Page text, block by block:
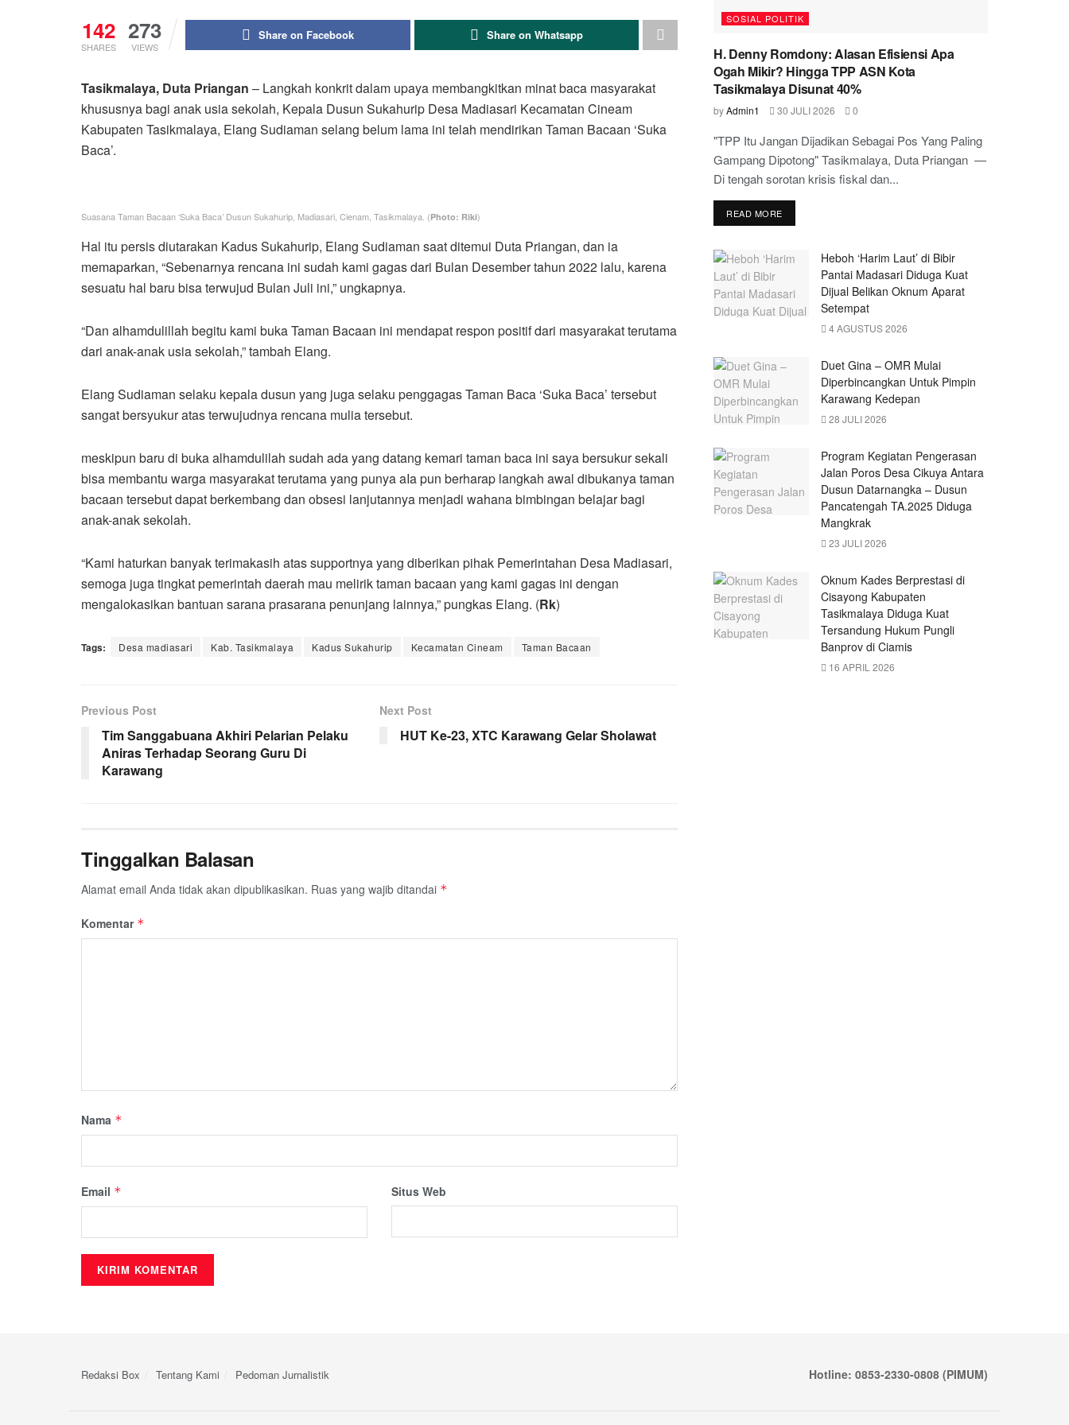
142
SHARES
273
VIEWS
Share on Facebook Share on Whatsapp
Tasikmalaya, Duta Priangan – Langkah konkrit dalam upaya membangkitkan minat baca masyarakat
khususnya bagi anak usia sekolah, Kepala Dusun Sukahurip Desa Madiasari Kecamatan Cineam
Kabupaten Tasikmalaya, Elang Sudiaman selang belum lama ini telah mendirikan Taman Bacaan ‘Suka
Baca’.
Suasana Taman Bacaan ‘Suka Baca’ Dusun Sukahurip, Madiasari, Cienam, Tasikmalaya. (Photo: Riki)
Hal itu persis diutarakan Kadus Sukahurip, Elang Sudiaman saat ditemui Duta Priangan, dan ia
memaparkan, “Sebenarnya rencana ini sudah kami gagas dari Bulan Desember tahun 2022 lalu, karena
sesuatu hal baru bisa terwujud Bulan Juli ini,” ungkapnya.
“Dan alhamdulillah begitu kami buka Taman Bacaan ini mendapat respon positif dari masyarakat terutama
dari anak-anak usia sekolah,” tambah Elang.
Elang Sudiaman selaku kepala dusun yang juga selaku penggagas Taman Baca ‘Suka Baca’ tersebut
sangat bersyukur atas terwujudnya rencana mulia tersebut.
meskipun baru di buka alhamdulilah sudah ada yang datang kemari taman baca ini saya bersukur sekali
bisa membantu warga masyarakat terutama yang punya aIa pun berharap langkah awal dibukanya taman
bacaan tersebut dapat berkembang dan obsesi lanjutannya menjadi wahana bimbingan belajar bagi
anak-anak sekolah.
“Kami haturkan banyak terimakasih atas supportnya yang diberikan pihak Pemerintahan Desa Madiasari,
semoga juga tingkat pemerintah daerah mau melirik taman bacaan yang kami gagas ini dengan
mengalokasikan bantuan sarana prasarana penunjang lainnya,” pungkas Elang. (Rk)
Tags: Desa madiasari Kab. Tasikmalaya Kadus Sukahurip Kecamatan Cineam Taman Bacaan
Previous Post
Tim Sanggabuana Akhiri Pelarian Pelaku
Aniras Terhadap Seorang Guru Di
Karawang
Next Post
HUT Ke-23, XTC Karawang Gelar Sholawat
Tinggalkan Balasan
Alamat email Anda tidak akan dipublikasikan. Ruas yang wajib ditandai *
Komentar *
Nama *
Email * Situs Web
SOSIAL POLITIK
H. Denny Romdony: Alasan Efisiensi Apa
Ogah Mikir? Hingga TPP ASN Kota
Tasikmalaya Disunat 40%
byAdmin1 30 JULI 2026 0
"TPP Itu Jangan Dijadikan Sebagai Pos Yang Paling
Gampang Dipotong" Tasikmalaya, Duta Priangan —
Di tengah sorotan krisis fiskal dan...
READ MORE
Heboh ‘Harim Laut’ di Bibir
Pantai Madasari Diduga Kuat
Dijual Belikan Oknum Aparat
Setempat
4 AGUSTUS 2026
Duet Gina – OMR Mulai
Diperbincangkan Untuk Pimpin
Karawang Kedepan
28 JULI 2026
Program Kegiatan Pengerasan
Jalan Poros Desa Cikuya Antara
Dusun Datarnangka – Dusun
Pancatengah TA.2025 Diduga
Mangkrak
23 JULI 2026
Oknum Kades Berprestasi di
Cisayong Kabupaten
Tasikmalaya Diduga Kuat
Tersandung Hukum Pungli
Banprov di Ciamis
16 APRIL 2026
Redaksi Box Tentang Kami Pedoman Jurnalistik Hotline: 0853-2330-0808 (PIMUM)